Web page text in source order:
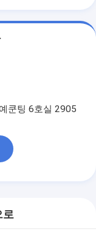
쿤팅 6호실 2905
로